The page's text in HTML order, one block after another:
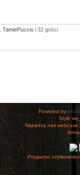
TamiePuccio i 32 gości
Powered by
Style
Napędza nas
Przyjazne